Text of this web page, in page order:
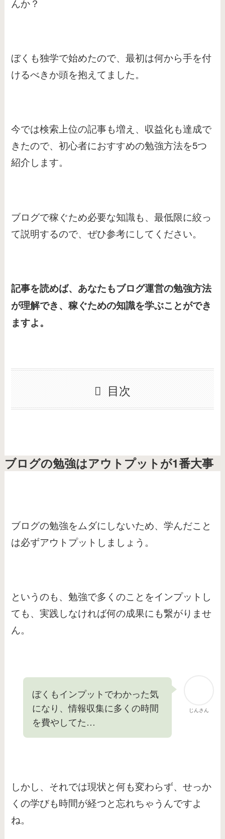
ぼくも独学で始めたので、最初は何から手を付
けるべきか頭を抱えてました。
今では検索上位の記事も増え、収益化も達成で
きたので、初心者におすすめの勉強方法を5つ
紹介します。
ブログで稼ぐため必要な知識も、最低限に絞っ
て説明するので、ぜひ参考にしてください。
記事を読めば、あなたもブログ運営の勉強方法
が理解でき、稼ぐための知識を学ぶことができ
ますよ。
目次
ブログの勉強はアウトプットが1番大事
ブログの勉強をムダにしないため、学んだこと
は必ずアウトプットしましょう。
というのも、勉強で多くのことをインプットし
ても、実践しなければ何の成果にも繋がりませ
ん。
じんさん
ぼくもインプットでわかった気
になり、情報収集に多くの時間
を費やしてた…
しかし、それでは現状と何も変わらず、せっか
くの学びも時間が経つと忘れちゃうんですよ
ね。